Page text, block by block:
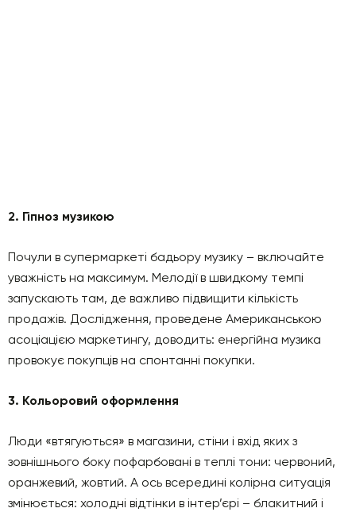
2. Гіпноз музикою
Почули в супермаркеті бадьору музику – включайте
уважність на максимум. Мелодії в швидкому темпі
запускають там, де важливо підвищити кількість
продажів. Дослідження, проведене Американською
асоціацією маркетингу, доводить: енергійна музика
провокує покупців на спонтанні покупки.
3. Кольоровий оформлення
Люди «втягуються» в магазини, стіни і вхід яких з
зовнішнього боку пофарбовані в теплі тони: червоний,
оранжевий, жовтий. А ось всередині колірна ситуація
змінюється: холодні відтінки в інтер’єрі – блакитний і